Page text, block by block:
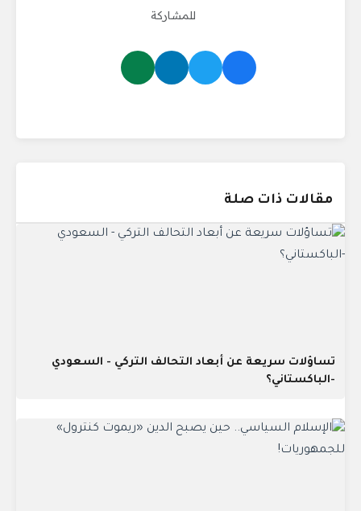
للمشاركة
مقالات ذات صلة
تساؤلات سريعة عن أبعاد التحالف التركي - السعودي
-الباكستاني؟